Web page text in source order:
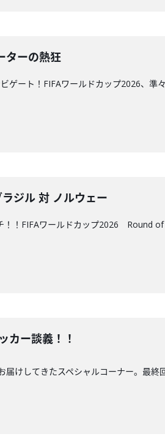
ターの熱狂
ゲート！FIFAワールドカップ2026、準
ジル 対 ノルウェー
！！FIFAワールドカップ2026
カー談義！！
けしてきたスペシャルコーナー。最